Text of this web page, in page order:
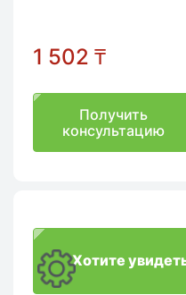
1 502 ₸
Получить
консультацию
Хотите